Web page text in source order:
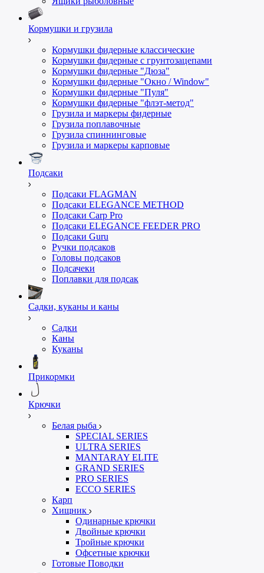
Кормушки и грузила
Кормушки фидерные классические
Кормушки фидерные с грунтозацепами
Кормушки фидерные "Дюза"
Кормушки фидерные "Окно / Window"
Кормушки фидерные "Пуля"
Кормушки фидерные "флэт-метод"
Грузила и маркеры фидерные
Грузила поплавочные
Грузила спиннинговые
Грузила и маркеры карповые
Подсаки
Подсаки FLAGMAN
Подсаки ELEGANCE METHOD
Подсаки Carp Pro
Подсаки ELEGANCE FEEDER PRO
Подсаки Guru
Ручки подсаков
Головы подсаков
Подсачеки
Поплавки для подсак
Садки, куканы и каны
Садки
Каны
Куканы
Прикормки
Крючки
Белая рыба
SPECIAL SERIES
ULTRA SERIES
MANTARAY ELITE
GRAND SERIES
PRO SERIES
ECCO SERIES
Карп
Хищник
Одинарные крючки
Двойные крючки
Тройные крючки
Офсетные крючки
Готовые Поводки